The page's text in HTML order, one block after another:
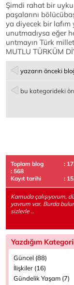
Şimdi rahat bir
paşalarını
ya diyecek bir
unutmadıysa eğer
untmayın Türk
MUTLU TÜRKÜM
yazarın önceki
bu kategorideki
Toplam blog
:
: 568
Kayıt tarihi
:
Kamuda çalışıyorum,
yavrum var. Burda
sizlerle ..
Yazdığım
Güncel (88)
İlişkiler (16)
Gündelik Yaşam (7)